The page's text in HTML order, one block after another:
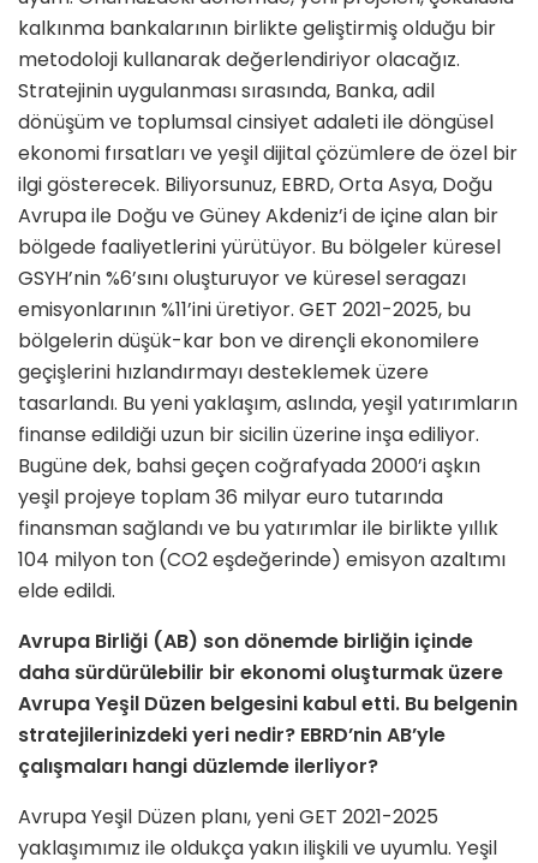
kalkınma bankalarının birlikte geliştirmiş olduğu bir
metodoloji kullanarak değerlendiriyor olacağız.
Stratejinin uygulanması sırasında, Banka, adil
dönüşüm ve toplumsal cinsiyet adaleti ile döngüsel
ekonomi fırsatları ve yeşil dijital çözümlere de özel bir
ilgi gösterecek. Biliyorsunuz, EBRD, Orta Asya, Doğu
Avrupa ile Doğu ve Güney Akdeniz’i de içine alan bir
bölgede faaliyetlerini yürütüyor. Bu bölgeler küresel
GSYH’nin %6’sını oluşturuyor ve küresel seragazı
emisyonlarının %11’ini üretiyor. GET 2021-2025, bu
bölgelerin düşük-kar bon ve dirençli ekonomilere
geçişlerini hızlandırmayı desteklemek üzere
tasarlandı. Bu yeni yaklaşım, aslında, yeşil yatırımların
finanse edildiği uzun bir sicilin üzerine inşa ediliyor.
Bugüne dek, bahsi geçen coğrafyada 2000’i aşkın
yeşil projeye toplam 36 milyar euro tutarında
finansman sağlandı ve bu yatırımlar ile birlikte yıllık
104 milyon ton (CO2 eşdeğerinde) emisyon azaltımı
elde edildi.
Avrupa Birliği (AB) son dönemde birliğin içinde
daha sürdürülebilir bir ekonomi oluşturmak üzere
Avrupa Yeşil Düzen belgesini kabul etti. Bu belgenin
stratejilerinizdeki yeri nedir? EBRD’nin AB’yle
çalışmaları hangi düzlemde ilerliyor?
Avrupa Yeşil Düzen planı, yeni GET 2021-2025
yaklaşımımız ile oldukça yakın ilişkili ve uyumlu. Yeşil